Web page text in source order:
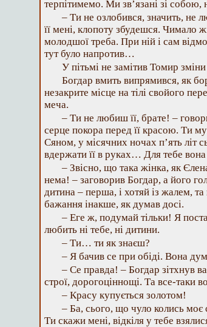
терпітимемо. Ми зв’язані зі собою,
– Ти не озлобився, значить, не
її мені, клопоту збудешся. Чимало
молодшої треба. При ній і сам
тут було напротив…
У пітьмі не замітив Томир
Богдар вмить випрямився, як
незакрите місце на тілі свойого
меча.
– Ти не любиш її, брате! –
серце покора перед її красою. Ти
Сяном, у місячних ночах п’ять літ
вдержати її в руках… Для тебе
– Звісно, що така жінка, як
нема! – заговорив Богдар, а його
дитина – перша, і хотяй із жалем,
бажання інакше, як думав досі.
– Еге ж, подумай тільки! Я
любить ні тебе, ні дитини.
– Ти… ти як знаєш?
– Я бачив се при обіді. Вона
– Се правда! – Богдар зітхнув
строї, дорогоціннощі. Та все-
– Красу купується золотом!
– Ба, сього, що чуло колись
Ти скажи мені, відкіля у тебе